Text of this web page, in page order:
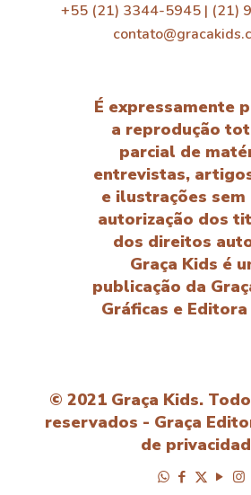
+55 (21) 3344-5945 | (21)
É expressamente
a reprodução
parcial de
entrevistas,
e ilustrações sem
autorização dos
dos direitos
Graça Kids é
publicação da
Gráficas e Editora
© 2021 Graça Kids.
reservados - Graça
de